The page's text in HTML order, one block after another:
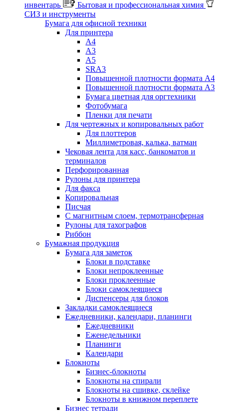
инвентарь
Бытовая и профессиональная химия
СИЗ и инструменты
Бумага для офисной техники
Для принтера
А4
А3
А5
SRA3
Повышенной плотности формата А4
Повышенной плотности формата А3
Бумага цветная для оргтехники
Фотобумага
Пленки для печати
Для чертежных и копировальных работ
Для плоттеров
Миллиметровая, калька, ватман
Чековая лента для касс, банкоматов и
терминалов
Перфорированная
Рулоны для принтера
Для факса
Копировальная
Писчая
С магнитным слоем, термотрансферная
Рулоны для тахографов
Риббон
Бумажная продукция
Бумага для заметок
Блоки в подставке
Блоки непроклеенные
Блоки проклеенные
Блоки самоклеящиеся
Диспенсеры для блоков
Закладки самоклеящиеся
Ежедневники, календари, планинги
Ежедневники
Еженедельники
Планинги
Календари
Блокноты
Бизнес-блокноты
Блокноты на спирали
Блокноты на сшивке, склейке
Блокноты в книжном переплете
Бизнес тетради